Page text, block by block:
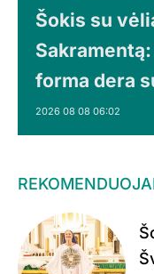
Šokis su
forma dera
2026 08 08 06:02